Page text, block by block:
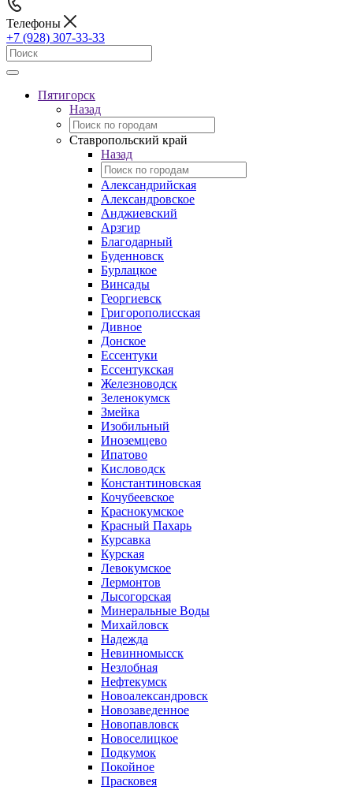
Телефоны
+7 (928) 307-33-33
Пятигорск
Назад
Ставропольский край
Назад
Александрийская
Александровское
Анджиевский
Арзгир
Благодарный
Буденновск
Бурлацкое
Винсады
Георгиевск
Григорополисская
Дивное
Донское
Ессентуки
Ессентукская
Железноводск
Зеленокумск
Змейка
Изобильный
Иноземцево
Ипатово
Кисловодск
Константиновская
Кочубеевское
Краснокумское
Красный Пахарь
Курсавка
Курская
Левокумское
Лермонтов
Лысогорская
Минеральные Воды
Михайловск
Надежда
Невинномысск
Незлобная
Нефтекумск
Новоалександровск
Новозаведенное
Новопавловск
Новоселицкое
Подкумок
Покойное
Прасковея